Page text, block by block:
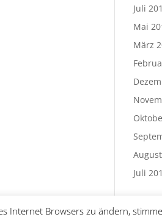
Juli
Mai
März
Juli
Internet Browsers zu ändern,